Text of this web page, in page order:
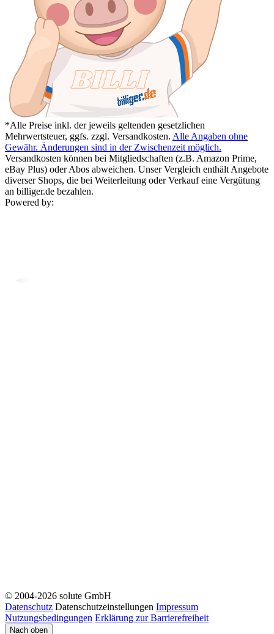
*Alle Preise inkl. der jeweils geltenden gesetzlichen
Mehrwertsteuer, ggfs. zzgl. Versandkosten. Alle Angaben ohne
Gewähr. Änderungen sind in der Zwischenzeit möglich.
Versandkosten können bei Mitgliedschaften (z.B. Amazon Prime,
eBay Plus) oder Abos abweichen. Unser Vergleich enthält Angebote
diverser Shops, die bei Weiterleitung oder Verkauf eine Vergütung
an billiger.de bezahlen.
Powered by:
© 2004-2026 solute GmbH
Datenschutz Datenschutzeinstellungen Impressum
Nutzungsbedingungen Erklärung zur Barrierefreiheit
Nach oben